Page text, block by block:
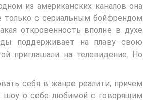
из американских каналов она
только с сериальным бойфрендом
откровенность вполне в духе
поддерживает на плаву свою
приглашали на телевидение. Но
себя в жанре реалити, причем
шоу о себе любимой с говорящим